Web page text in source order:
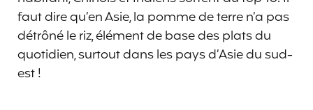
faut dire qu’en Asie, la pomme de terre n’a pas
détrôné le riz, élément de base des plats du
quotidien, surtout dans les pays d’Asie du sud-
est !